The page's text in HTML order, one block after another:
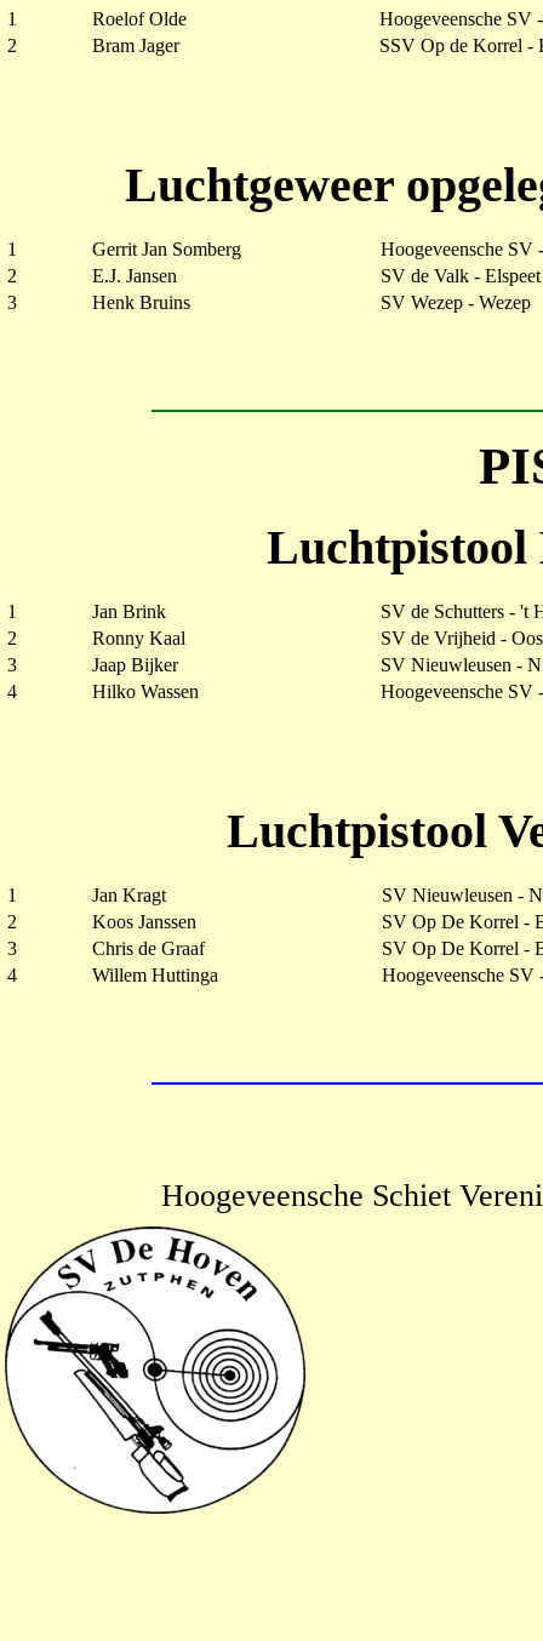
1 Roelof Olde
Hoogeveensche SV
2
Bram Jager SSV Op de Korrel -
Luchtgeweer
1 Gerrit Jan Somberg
Hoogeveensche SV
2
E.J. Jansen
SV de Valk - Elspeet
3
Henk Bruins SV Wezep - Wezep
Luchtpistool
1 Jan Brink
SV de Schutters - 't
2
Ronny Kaal
SV de Vrijheid -
3
Jaap Bijker
SV Nieuwleusen -
4
Hilko Wassen Hoogeveensche SV
Luchtpistool
1 Jan Kragt
SV Nieuwleusen -
2
Koos Janssen
SV Op De Korrel -
3
Chris de Graaf
SV Op De Korrel -
4
Willem Huttinga Hoogeveensche SV
Hoogeveensche Schiet